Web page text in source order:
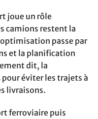
joue un rôle
camions restent la
passe par
et la planification
dit, la
éviter les trajets à
livraisons.
ferroviaire puis